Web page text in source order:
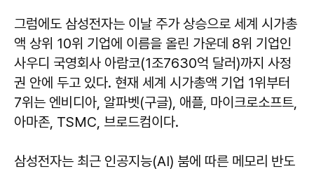
그럼에도 삼성전자는 이날 주가 상승으로 세계 시가총
액 상위 10위 기업에 이름을 올린 가운데 8위 기업인
사우디 국영회사 아람코(1조7630억 달러)까지 사정
권 안에 두고 있다. 현재 세계 시가총액 기업 1위부터
7위는 엔비디아, 알파벳(구글), 애플, 마이크로소프트,
아마존, TSMC, 브로드컴이다.
삼성전자는 최근 인공지능(AI) 붐에 따른 메모리 반도